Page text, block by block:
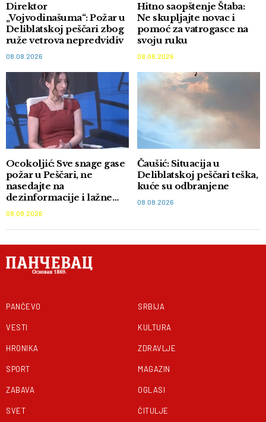
Direktor
„Vojvodinašuma“: Požar u
Deliblatskoj peščari zbog
ruže vetrova nepredvidiv
08.08.2026
Hitno saopštenje Štaba:
Ne skupljajte novac i
pomoć za vatrogasce na
svoju ruku
08.08.2026
Ocokoljić: Sve snage gase
požar u Peščari, ne
nasedajte na
dezinformacije i lažne
08.08.2026
Čaušić: Situacija u
Deliblatskoj peščari teška,
kuće su odbranjene
08.08.2026
PANČEVO
VESTI
HRONIKA
SPORT
ZABAVA
SVET
SRBIJA
KULTURA
ZDRAVLJE
MAGAZIN
OGLASI
ČITULJE